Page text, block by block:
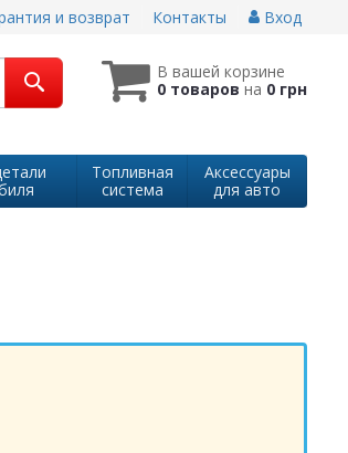
и возврат Контакты Вход
В вашей корзине
0 товаровна 0 грн
Топливная
система
Аксессуары
для авто